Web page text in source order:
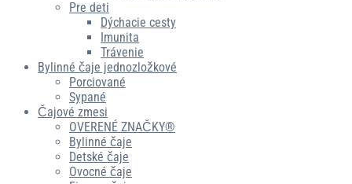
Pre deti
Dýchacie cesty
Imunita
Trávenie
Bylinné čaje jednozložkové
Porciované
Sypané
Čajové zmesi
OVERENÉ ZNAČKY®
Bylinné čaje
Detské čaje
Ovocné čaje